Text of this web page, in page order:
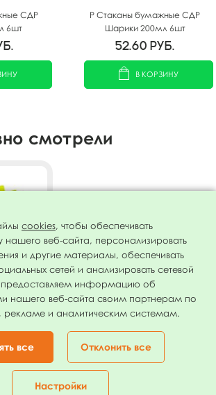
Корзина
СДР
6шт
P Стаканы бумажные СДР
Шарики 200мл 6шт
52.60 руб.
В КОРЗИНУ
смотрели
6шт
cookies, чтобы обеспечивать
нашего веб-сайта, персонализировать
и другие материалы, обеспечивать
сетей и анализировать сетевой
информацию об
нашего веб-сайта своим партнерам по
рекламе и аналитическим системам.
все Отклонить все
Настройки